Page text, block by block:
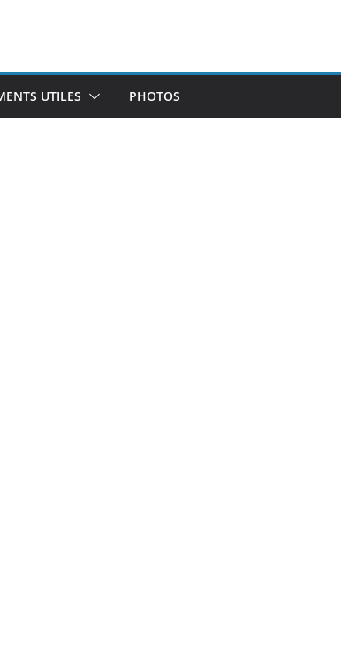
UTILES PHOTOS